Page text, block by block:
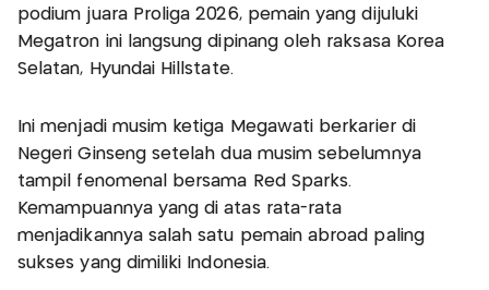
podium juara Proliga 2026, pemain yang dijuluki
Megatron ini langsung dipinang oleh raksasa Korea
Selatan, Hyundai Hillstate.
Ini menjadi musim ketiga Megawati berkarier di
Negeri Ginseng setelah dua musim sebelumnya
tampil fenomenal bersama Red Sparks.
Kemampuannya yang di atas rata-rata
menjadikannya salah satu pemain abroad paling
sukses yang dimiliki Indonesia.